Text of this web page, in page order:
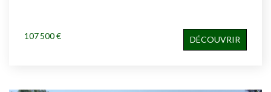
107 500 € DÉCOUVRIR